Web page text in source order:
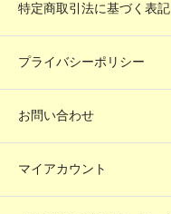
特定商取引法に基づく表記
プライバシーポリシー
お問い合わせ
マイアカウント